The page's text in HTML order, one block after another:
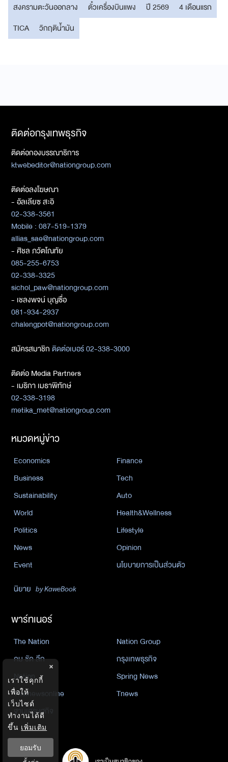
สงครามตะวันออกลาง
ตั๋วเครื่องบินแพง ปี 2569
4 เดือนแรก
TICA
วิกฤติน้ำมัน
ติดต่อกรุงเทพธุรกิจ
ติดต่อกองบรรณาธิการ
ktwebeditor@nationgroup.com
ติดต่อลงโฆษณา
- อัลเลียซ สะอิ
02-338-3561
Mobile : 087-519-1379
allias_sae@nationgroup.com
- ศิชล ภวัตโณทัย
085-255-6753
02-338-3325
sichol_paw@nationgroup.com
- เชลงพจน์ บุญซื่อ
081-934-2937
chalengpot@nationgroup.com
สมัครสมาชิกติดต่อเบอร์ 02-338-3000
ติดต่อ Media Partners
- เมธิกา เมธาพิทักษ์
02-338-3198
metika_met@nationgroup.com
หมวดหมู่ข่าว
Economics
Finance
Business
Tech
Sustainability
Auto
World
Health&Wellness
Politics
Lifestyle
News
Opinion
Event
นโยบายการเป็นส่วนตัว
นิยาย by KaweBook
พาร์ทเนอร์
The Nation
Nation Group
คม ชัด ลึก
กรุงเทพธุรกิจ
Nation
Spring News
Thainewsonline
Tnews
ฐานเศรษฐกิจ
×
เราใช้คุกกี้
เพื่อให้
เว็บไซต์
ทำงานได้ดี
ขึ้น เพิ่มเติม
ยอมรับ